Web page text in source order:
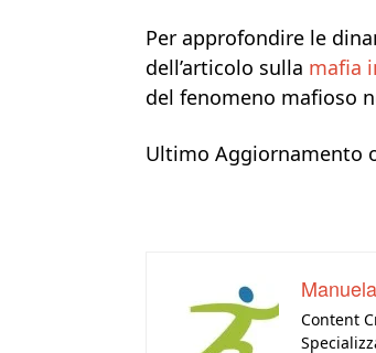
Per approfondire le
dell’articolo sulla mafia
del fenomeno mafioso
Ultimo Aggiornamento
Content